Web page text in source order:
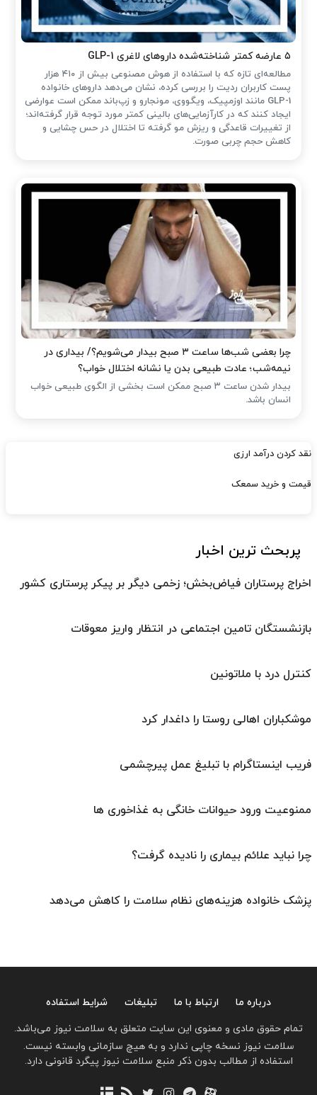
۵ عارضه کمتر شناخته‌شده داروهای لاغری GLP-1
مطالعه‌ای تازه که با استفاده از هوش مصنوعی بیش از ۴۱۰ هزار
پست کاربران ردیت را بررسی کرده، نشان می‌دهد داروهای خانواده
GLP-1 مانند اوزمپیک، ویگووی، مونجارو و زپ‌باند ممکن است عوارضی
ایجاد کنند که در کارآزمایی‌های بالینی کمتر مورد توجه قرار گرفته‌اند؛
از تغییرات قاعدگی و ریزش مو گرفته تا اختلال در حس چشایی و
کاهش حجم چربی صورت.
چرا بعضی شب‌ها ساعت ۳ صبح بیدار می‌شویم؟/ بیداری در
نیمه‌شب؛ عادت طبیعی بدن یا نشانه اختلال خواب؟
بیدار شدن ساعت ۳ صبح ممکن است بخشی از الگوی طبیعی خواب
انسان باشد.
نقد کردن درآمد ارزی
قیمت و خرید سمعک
پربحث ترین اخبار
اخراج پرستاران فیاض‌بخش؛ زخمی دیگر بر پیکر پرستاری کشور
بازنشستگان تامین اجتماعی در انتظار واریز معوقات
کنترل درد با ملاتونین
موشکباران اهالی روستا را داغدار کرد
فریب اینستاگرام با تبلیغ عمل پیرچشمی
ممنوعیت ورود حیوانات خانگی به غذاخوری ها
چرا نباید علائم بیماری را نادیده گرفت؟
پزشک خانواده هزینه‌های نظام سلامت را کاهش می‌دهد
درباره ما ارتباط با ما تبلیغات
شرایط استفاده
تمام حقوق مادی و معنوی این سایت متعلق به سلامت نیوز می‌باشد.
سلامت نیوز نسخه چاپی ندارد و به هیچ سازمانی وابسته نیست.
استفاده از مطالب بدون ذکر منبع سلامت نیوز پیگرد قانونی دارد.